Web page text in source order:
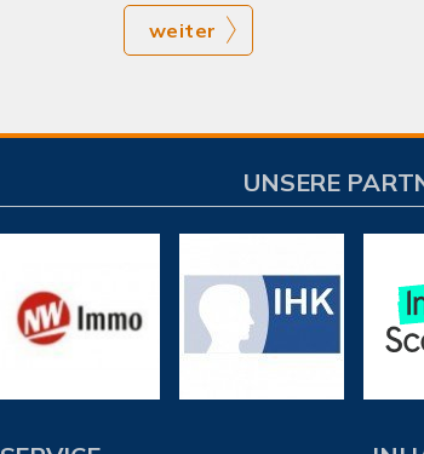
weiter
UNSERE